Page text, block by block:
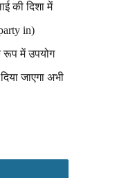
की दिशा में
in)
में उपयोग
जाएगा अभी